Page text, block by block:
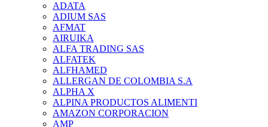
ADATA
ADIUM SAS
AFMAT
AIRUIKA
ALFA TRADING SAS
ALFATEK
ALFHAMED
ALLERGAN DE COLOMBIA S.A
ALPHA X
ALPINA PRODUCTOS ALIMENTI
AMAZON CORPORACION
AMP